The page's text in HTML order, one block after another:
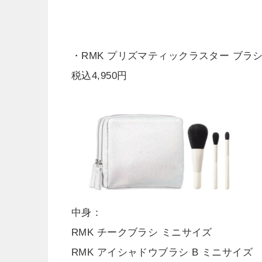
・RMK プリズマティックラスター ブラ
税込4,950円
中身：
RMK チークブラシ ミニサイズ
RMK アイシャドウブラシ B ミニサイズ